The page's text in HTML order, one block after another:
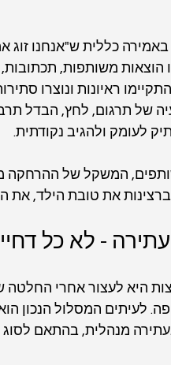
כללית ש"אנחנו זוג
הוצאות משותפות,
ראיונות ונוצרו
של תרגום, לחץ, הבדל
לעומק ולהגיב נקודתית.
המשקל של ההרחקה
את טובת הילד, את
- לא כל
היא לעצור אחרי
לעיתים המסלול הנכון
מנהלית, בהתאם